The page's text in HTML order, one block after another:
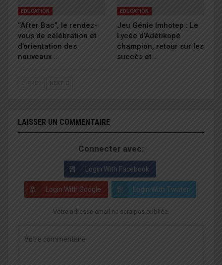
EDUCATION
‘’After Bac’’, le rendez-
vous de célébration et
d’orientation des
nouveaux…
EDUCATION
Jeu Génie Imhotep : Le
Lycée d’Adétikopé
champion, retour sur les
succès et…
NEXT
LAISSER UN COMMENTAIRE
Connecter avec:
Login With Facebook
Login With Google Login With Twitter
Votre adresse email ne sera pas publiée.